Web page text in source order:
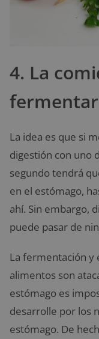
4. La
La idea es que si
digestión con uno
segundo tendrá
en el estómago,
ahí. Sin embargo,
puede pasar de
La fermentación y
alimentos son
estómago es
desarrolle por los
estómago. De